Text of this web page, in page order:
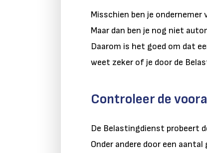
Misschien ben je ondernemer
Maar dan ben je nog niet
Daarom is het goed om dat
weet zeker of je door de
Controleer de
De Belastingdienst probeert
Onder andere door een